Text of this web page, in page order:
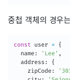
중첩 객체의 경우
const user =
{
  name
: 'Lee' ,
  address
:
{
    zipCode
: